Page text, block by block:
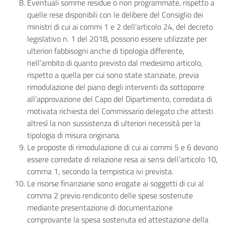
Eventuali somme residue o non programmate, rispetto a
quelle rese disponibili con le delibere del Consiglio dei
ministri di cui ai commi 1 e 2 dell’articolo 24, del decreto
legislativo n. 1 del 2018, possono essere utilizzate per
ulteriori fabbisogni anche di tipologia differente,
nell’ambito di quanto previsto dal medesimo articolo,
rispetto a quella per cui sono state stanziate, previa
rimodulazione del piano degli interventi da sottoporre
all’approvazione del Capo del Dipartimento, corredata di
motivata richiesta del Commissario delegato che attesti
altresì la non sussistenza di ulteriori necessità per la
tipologia di misura originaria.
Le proposte di rimodulazione di cui ai commi 5 e 6 devono
essere corredate di relazione resa ai sensi dell’articolo 10,
comma 1, secondo la tempistica ivi prevista.
Le risorse finanziarie sono erogate ai soggetti di cui al
comma 2 previo rendiconto delle spese sostenute
mediante presentazione di documentazione
comprovante la spesa sostenuta ed attestazione della